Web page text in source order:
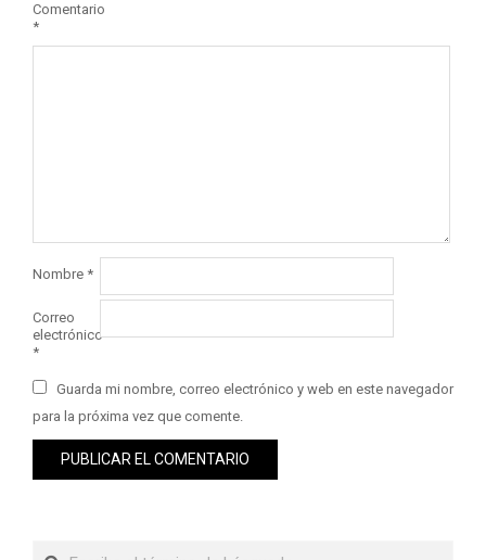
Comentario
*
Nombre *
Correo
electrónico
*
Guarda mi nombre, correo electrónico y web en este navegador
para la próxima vez que comente.